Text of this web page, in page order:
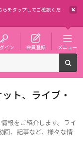
らをタップしてご確認くだ
イン 会員登録 メニュー
ト、ライブ・
報をご紹介します。ライ
画、記事など、様々な情